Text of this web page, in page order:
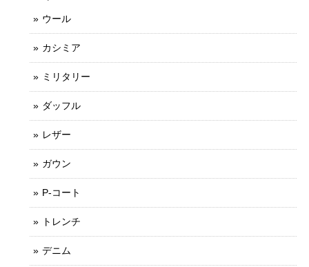
ウール
カシミア
ミリタリー
ダッフル
レザー
ガウン
P-コート
トレンチ
デニム